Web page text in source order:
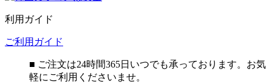
利用ガイド
ご利用ガイド
■ ご注文は24時間365日いつでも承っております。お気
軽にご利用くださいませ。